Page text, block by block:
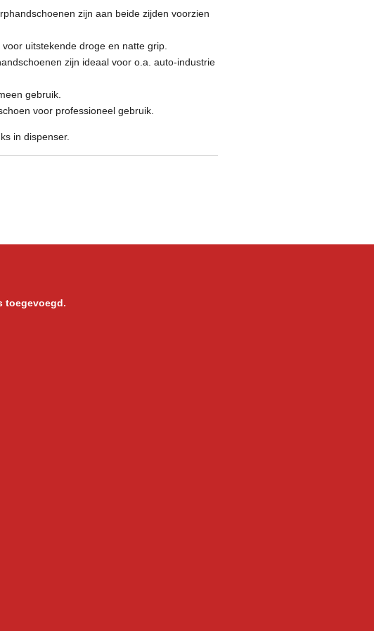
zijn aan beide zijden voorzien
uitstekende droge en natte grip.
zijn ideaal voor o.a. auto-industrie
gebruik.
voor professioneel gebruik.
in dispenser.
toegevoegd.